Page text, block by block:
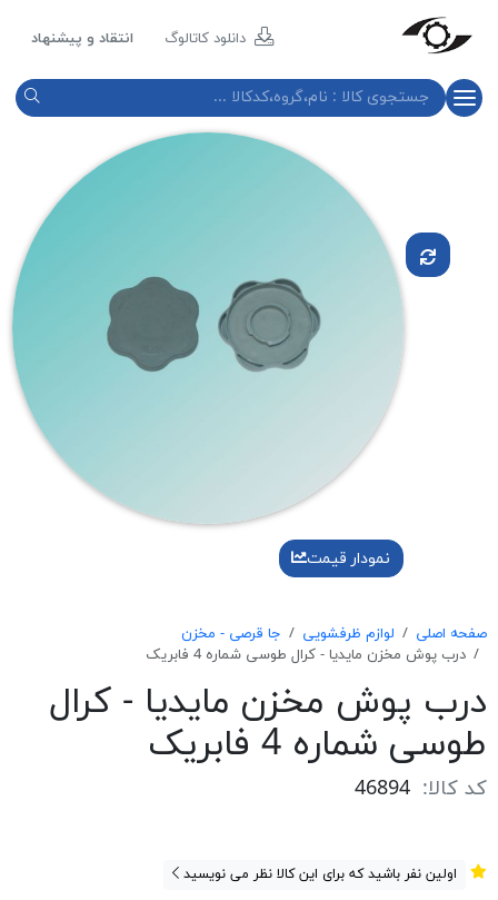
دانلود کاتالوگ انتقاد و پیشنهاد
نمودار قیمت
صفحه اصلی لوازم ظرفشویی
جا قرصی - مخزن
درب پوش مخزن مايديا - كرال طوسی شماره 4 فابريک
درب پوش مخزن مايديا - كرال
طوسی شماره 4 فابريک
کد کالا: 46894
اولین نفر باشید که برای این کالا نظر می نویسید